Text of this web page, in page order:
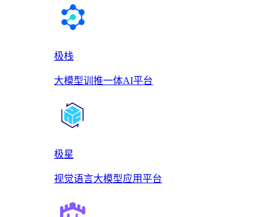
极栈
大模型训推一体AI平台
极星
视觉语言大模型应用平台